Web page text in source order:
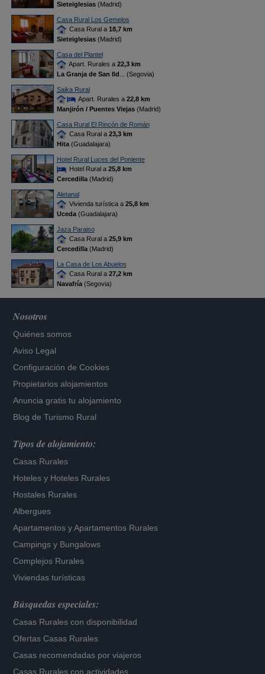
Sieteiglesias(Madrid)
Casa Rural Los Gemelos
Casa Rural a 18,7 km
Sieteiglesias(Madrid)
Casa del Plantel
Apart. Rurales a 22,3 km
La Granja de San Ild ... (Segovia)
Saika Rural
Apart. Rurales a 22,8 km
Manjirón / Puentes Viejas(Madrid)
Casa Rural El Rincón de Román
Casa Rural a 23,3 km
Hita(Guadalajara)
Hotel Rural Luces del Poniente
Hotel Rural a 25,8 km
Cercedilla(Madrid)
Aletanal
Vivienda turística a 25,8 km
Uceda(Guadalajara)
Jaza Paraiso
Casa Rural a 25,9 km
Cercedilla(Madrid)
La Casa de Los Abuelos
Casa Rural a 27,2 km
Navafría(Segovia)
Nosotros
Quiénes somos
Aviso Legal
Configuración de Cookies
Propietarios alojamientos
Anuncia gratis tu alojamiento
Blog de Turismo Rural
Tipos de alojamiento:
Casas Rurales
Hoteles y Hoteles Rurales
Hostales Rurales
Albergues
Apartamentos yApartamentos Rurales
Campings y Bungalows
Complejos Rurales
Viviendas turísticas
Búsquedas especiales:
Casas Rurales con disponibilidad
Ofertas Casas Rurales
Casas recomendadas por viajeros
Casas Rurales con actividades